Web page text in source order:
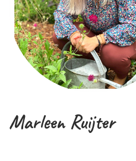
Marleen Ruijter